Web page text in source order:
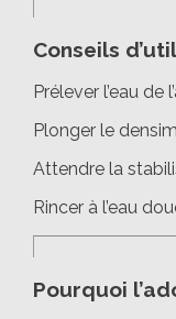
Conseils
Prélever l’eau de
Plonger le
Attendre la
Rincer à l’eau
Pourquoi